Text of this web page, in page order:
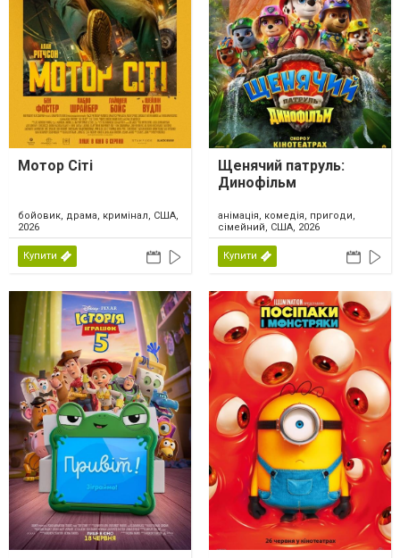
Мотор Сіті
бойовик, драма, кримінал, США,
2026
Купити
Щенячий патруль:
Динофільм
анімація, комедія, пригоди,
сімейний, США, 2026
Купити